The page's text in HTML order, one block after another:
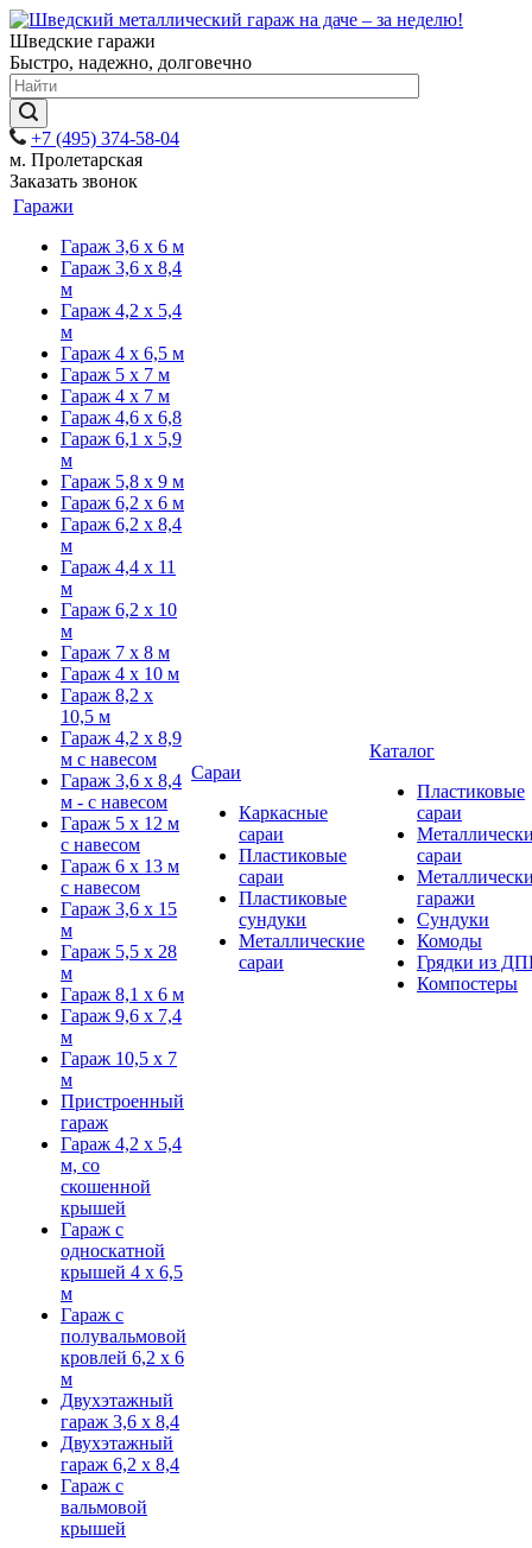
Шведские гаражи
Быстро, надежно, долговечно
+7 (495) 374-58-04
м. Пролетарская
Заказать звонок
Гаражи
Гараж 3,6 х 6 м
Гараж 3,6 х 8,4
м
Гараж 4,2 х 5,4
м
Гараж 4 х 6,5 м
Гараж 5 х 7 м
Гараж 4 х 7 м
Гараж 4,6 х 6,8
Гараж 6,1 х 5,9
м
Гараж 5,8 х 9 м
Гараж 6,2 х 6 м
Гараж 6,2 х 8,4
м
Гараж 4,4 х 11
м
Гараж 6,2 х 10
м
Гараж 7 х 8 м
Гараж 4 х 10 м
Гараж 8,2 х
10,5 м
Гараж 4,2 х 8,9
м с навесом
Гараж 3,6 х 8,4
м - с навесом
Гараж 5 х 12 м
с навесом
Гараж 6 х 13 м
с навесом
Гараж 3,6 х 15
м
Гараж 5,5 х 28
м
Гараж 8,1 х 6 м
Гараж 9,6 х 7,4
м
Гараж 10,5 х 7
м
Пристроенный
гараж
Гараж 4,2 х 5,4
м, со
скошенной
крышей
Гараж с
односкатной
крышей 4 х 6,5
м
Гараж с
полувальмовой
кровлей 6,2 х 6
м
Двухэтажный
гараж 3,6 х 8,4
Двухэтажный
гараж 6,2 х 8,4
Гараж с
вальмовой
крышей
Сараи
Каркасные
сараи
Пластиковые
сараи
Пластиковые
сундуки
Металлические
сараи
Каталог
Пластиковые
сараи
сараи
гаражи
Сундуки
Комоды
Грядки из
Компостеры